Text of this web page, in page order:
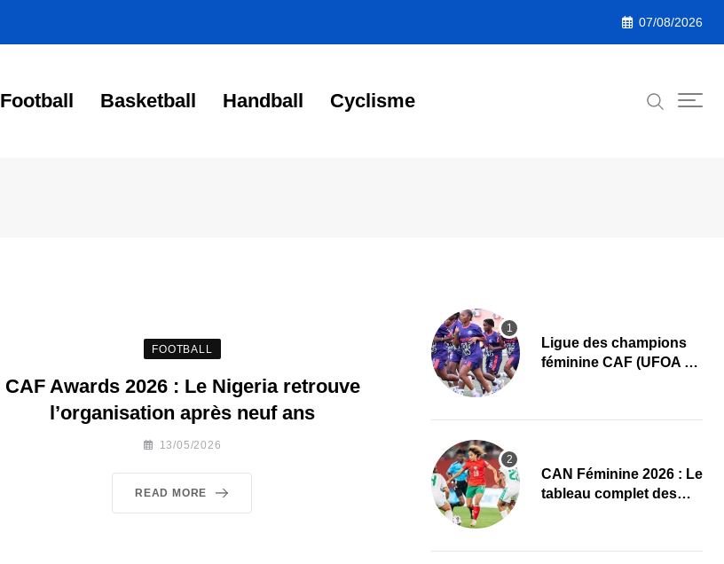
07/08/2026
Football Basketball Handball Cyclisme
FOOTBALL
CAF Awards 2026 : Le Nigeria retrouve
l’organisation après neuf ans
13/05/2026
READ MORE
Ligue des champions
féminine CAF (UFOA A)
en Gambie
CAN Féminine 2026 : Le
tableau complet des